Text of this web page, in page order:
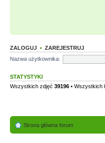
ZALOGUJ • ZAREJESTRUJ
Nazwa użytkownika:
STATYSTYKI
Wszystkich zdjęć 39196 • Wszystkich
Strona główna forum